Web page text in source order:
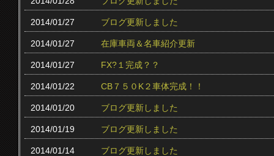
2014/01/27 ブログ更新しました
2014/01/27 在庫車両＆名車紹介更新
2014/01/27 FX?１完成？？
2014/01/22 CB７５０K２車体完成！！
2014/01/20 ブログ更新しました
2014/01/19 ブログ更新しました
2014/01/14 ブログ更新しました